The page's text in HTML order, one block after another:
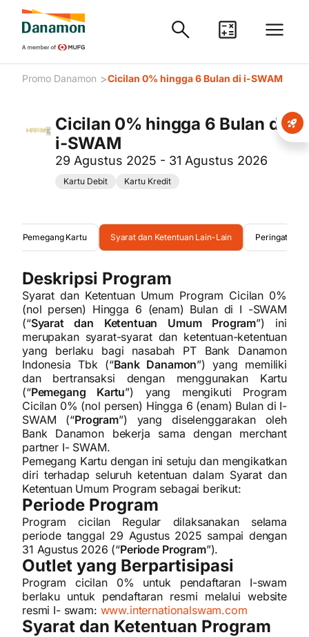
Promo Danamon >Cicilan 0% hingga 6 Bulan di i-SWAM
Cicilan 0% hingga 6 Bulan di
i-SWAM
29 Agustus 2025 - 31 Agustus 2026
Kartu Debit Kartu Kredit
Pemegang Kartu Syarat dan Ketentuan Lain-Lain Peringatan
Deskripsi Program
Syarat dan Ketentuan Umum Program Cicilan 0%
(nol persen) Hingga 6 (enam) Bulan di I -SWAM
(“Syarat dan Ketentuan Umum Program”) ini
merupakan syarat-syarat dan ketentuan-ketentuan
yang berlaku bagi nasabah PT Bank Danamon
Indonesia Tbk (“Bank Danamon”) yang memiliki
dan bertransaksi dengan menggunakan Kartu
(“Pemegang Kartu”) yang mengikuti Program
Cicilan 0% (nol persen) Hingga 6 (enam) Bulan di I-
SWAM (“Program”) yang diselenggarakan oleh
Bank Danamon bekerja sama dengan merchant
partner I- SWAM.
Pemegang Kartu dengan ini setuju dan mengikatkan
diri terhadap seluruh ketentuan dalam Syarat dan
Ketentuan Umum Program sebagai berikut:
Periode Program
Program cicilan Regular dilaksanakan selama
periode tanggal 29 Agustus 2025 sampai dengan
31 Agustus 2026 (“Periode Program”).
Outlet yang Berpartisipasi
Program cicilan 0% untuk pendaftaran I-swam
berlaku untuk pendaftaran resmi melalui website
resmi I- swam: www.internationalswam.com
Syarat dan Ketentuan Program